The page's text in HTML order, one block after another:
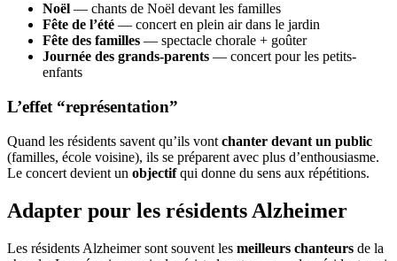
Noël — chants de Noël devant les familles
Fête de l’été — concert en plein air dans le jardin
Fête des familles — spectacle chorale + goûter
Journée des grands-parents — concert pour les petits-
enfants
L’effet “représentation”
Quand les résidents savent qu’ils vont chanter devant un public
(familles, école voisine), ils se préparent avec plus d’enthousiasme.
Le concert devient un objectifqui donne du sens aux répétitions.
Adapter pour les résidents Alzheimer
Les résidents Alzheimer sont souvent les meilleurs chanteurs de la